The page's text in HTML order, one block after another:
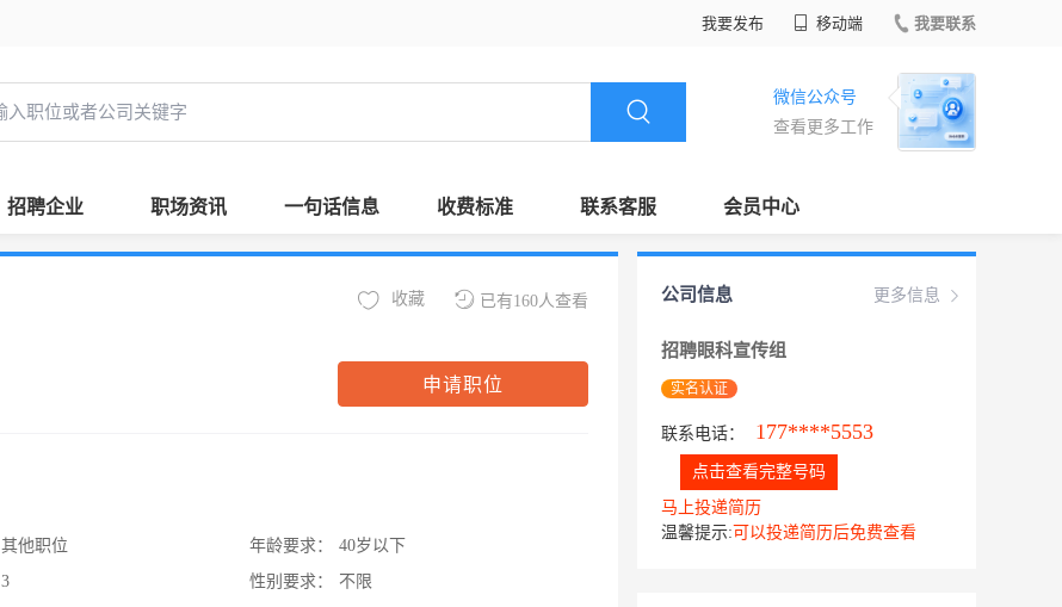
我要发布 移动端 我要联系
微信公众号
查看更多工作
招聘企业 职场资讯 一句话信息 收费标准 联系客服 会员中心
已有160人查看
收藏
申请职位
其他职位
3
年龄要求：
40岁以下
性别要求：
不限
更多信息
公司信息
招聘眼科宣传组
实名认证
联系电话： 177****5553
点击查看完整号码
马上投递简历
温馨提示: 可以投递简历后免费查看